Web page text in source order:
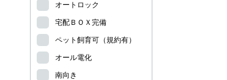
オートロック
宅配ＢＯＸ完備
ペット飼育可（規約有）
オール電化
南向き